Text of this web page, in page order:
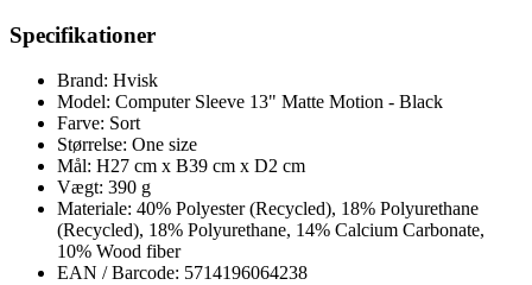
Specifikationer
Brand: Hvisk
Model: Computer Sleeve 13" Matte Motion - Black
Farve: Sort
Størrelse: One size
Mål: H27 cm x B39 cm x D2 cm
Vægt: 390 g
Materiale: 40% Polyester (Recycled), 18% Polyurethane
(Recycled), 18% Polyurethane, 14% Calcium Carbonate,
10% Wood fiber
EAN / Barcode: 5714196064238